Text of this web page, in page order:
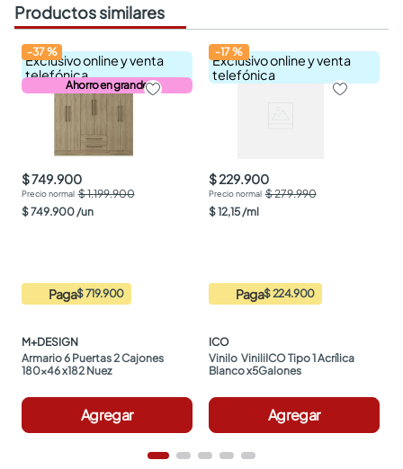
Productos similares
Exclusivo online y venta
telefónica
Ahorro en grande
-37%
$ 749.900
$ 1.199.900
$749.900 /un
Paga$ 719.900
M+DESIGN
Armario 6 Puertas 2 Cajones
180x46 x182 Nuez
Agregar
Exclusivo online y venta
telefónica
-17%
$ 229.900
$ 279.990
$12,15 /ml
Paga$ 224.900
ICO
Vinilo  ViniliICO Tipo 1 Acrílica
Blanco x5Galones
Agregar